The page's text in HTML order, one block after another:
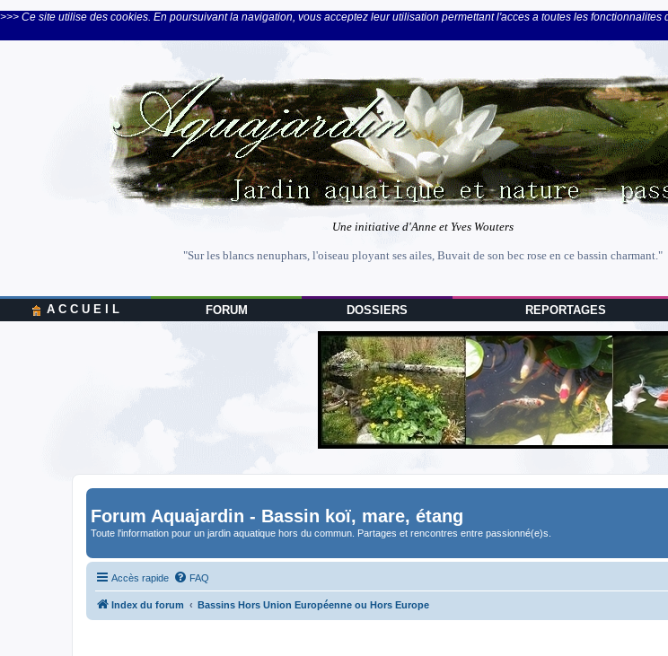
>>> Ce site utilise des cookies. En poursuivant la navigation, vous acceptez leur utilisation permettant l'acces a toutes les fonctionnalites
Une initiative d'Anne et Yves Wouters
"Sur les blancs nenuphars, l'oiseau ployant ses ailes, Buvait de son bec rose en ce bassin charmant."
A C C U E I L FORUM DOSSIERS REPORTAGES
Forum Aquajardin - Bassin koï, mare, étang
Toute l'information pour un jardin aquatique hors du commun. Partages et rencontres entre passionné(e)s.
Accès rapide FAQ
Index du forum Bassins Hors Union Européenne ou Hors Europe